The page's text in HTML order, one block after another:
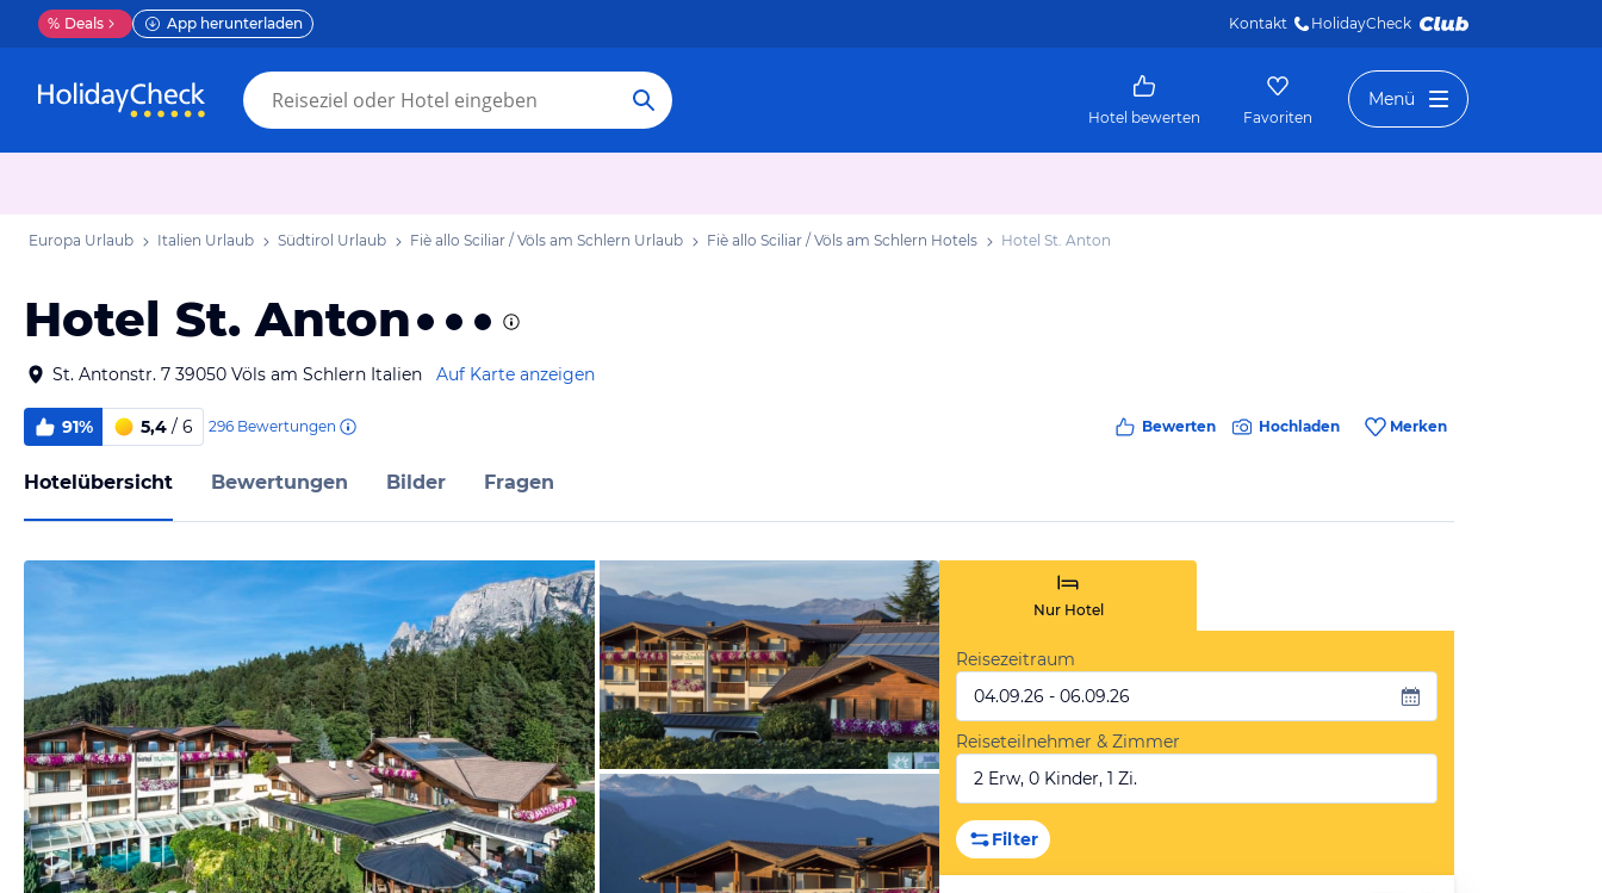
% Deals App herunterladen Kontakt HolidayCheck
Hotel bewerten Favoriten
Menü
Europa Urlaub Italien Urlaub Südtirol Urlaub Fiè allo Sciliar / Völs am Schlern Urlaub Fiè allo Sciliar / Völs am Schlern Hotels Hotel St. Anton
Hotel St. Anton
St. Antonstr. 7 39050 Völs am Schlern Italien Auf Karte anzeigen
91% 5,4 / 6 296 Bewertungen Bewerten Hochladen Merken
Hotelübersicht Bewertungen Bilder Fragen
vom Hotelier, November 2015
Nur Hotel
Reisezeitraum
04.09.26 - 06.09.26
Reiseteilnehmer & Zimmer
2 Erw, 0 Kinder, 1 Zi.
Filter